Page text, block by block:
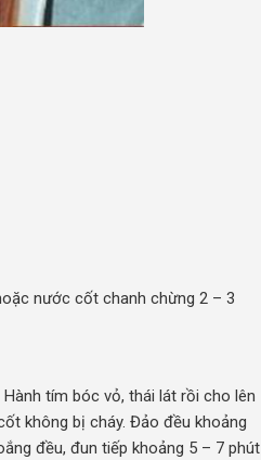
nước cốt chanh chừng 2 – 3
tím bóc vỏ, thái lát rồi cho lên
không bị cháy. Đảo đều khoảng
đều, đun tiếp khoảng 5 – 7 phút